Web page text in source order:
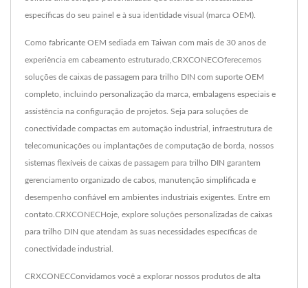
específicas do seu painel e à sua identidade visual (marca OEM).
Como fabricante OEM sediada em Taiwan com mais de 30 anos de
experiência em cabeamento estruturado,CRXCONECOferecemos
soluções de caixas de passagem para trilho DIN com suporte OEM
completo, incluindo personalização da marca, embalagens especiais e
assistência na configuração de projetos. Seja para soluções de
conectividade compactas em automação industrial, infraestrutura de
telecomunicações ou implantações de computação de borda, nossos
sistemas flexíveis de caixas de passagem para trilho DIN garantem
gerenciamento organizado de cabos, manutenção simplificada e
desempenho confiável em ambientes industriais exigentes. Entre em
contato.CRXCONECHoje, explore soluções personalizadas de caixas
para trilho DIN que atendam às suas necessidades específicas de
conectividade industrial.
CRXCONECConvidamos você a explorar nossos produtos de alta